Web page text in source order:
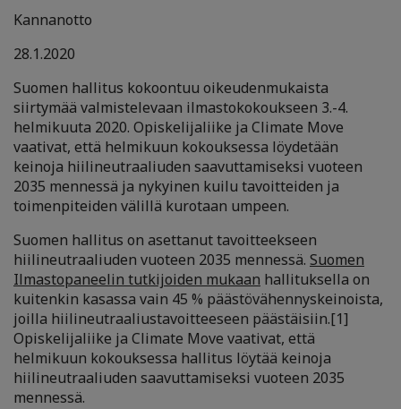
Kannanotto
28.1.2020
Suomen hallitus kokoontuu oikeudenmukaista
siirtymää valmistelevaan ilmastokokoukseen 3.-4.
helmikuuta 2020. Opiskelijaliike ja Climate Move
vaativat, että helmikuun kokouksessa löydetään
keinoja hiilineutraaliuden saavuttamiseksi vuoteen
2035 mennessä ja nykyinen kuilu tavoitteiden ja
toimenpiteiden välillä kurotaan umpeen.
Suomen hallitus on asettanut tavoitteekseen
hiilineutraaliuden vuoteen 2035 mennessä. Suomen
Ilmastopaneelin tutkijoiden mukaan hallituksella on
kuitenkin kasassa vain 45 % päästövähennyskeinoista,
joilla hiilineutraaliustavoitteeseen päästäisiin.[1]
Opiskelijaliike ja Climate Move vaativat, että
helmikuun kokouksessa hallitus löytää keinoja
hiilineutraaliuden saavuttamiseksi vuoteen 2035
mennessä.